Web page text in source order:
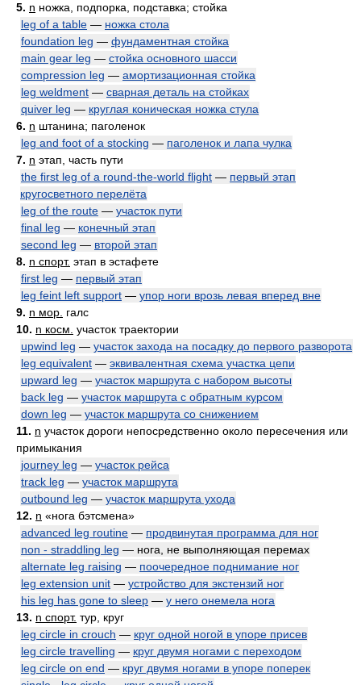
5. n ножка, подпорка, подставка; стойка
leg of a table — ножка стола
foundation leg — фундаментная стойка
main gear leg — стойка основного шасси
compression leg — амортизационная стойка
leg weldment — сварная деталь на стойках
quiver leg — круглая коническая ножка стула
6. n штанина; паголенок
leg and foot of a stocking — паголенок и лапа чулка
7. n этап, часть пути
the first leg of a round-the-world flight — первый этап
кругосветного перелёта
leg of the route — участок пути
final leg — конечный этап
second leg — второй этап
8. n спорт. этап в эстафете
first leg — первый этап
leg feint left support — упор ноги врозь левая вперед вне
9. n мор. галс
10. n косм. участок траектории
upwind leg — участок захода на посадку до первого разворота
leg equivalent — эквивалентная схема участка цепи
upward leg — участок маршрута с набором высоты
back leg — участок маршрута с обратным курсом
down leg — участок маршрута со снижением
11. n участок дороги непосредственно около пересечения или
примыкания
journey leg — участок рейса
track leg — участок маршрута
outbound leg — участок маршрута ухода
12. n «нога бэтсмена»
advanced leg routine — продвинутая программа для ног
non - straddling leg — нога, не выполняющая перемах
alternate leg raising — поочередное поднимание ног
leg extension unit — устройство для экстензий ног
his leg has gone to sleep — у него онемела нога
13. n спорт. тур, круг
leg circle in crouch — круг одной ногой в упоре присев
leg circle travelling — круг двумя ногами с переходом
leg circle on end — круг двумя ногами в упоре поперек